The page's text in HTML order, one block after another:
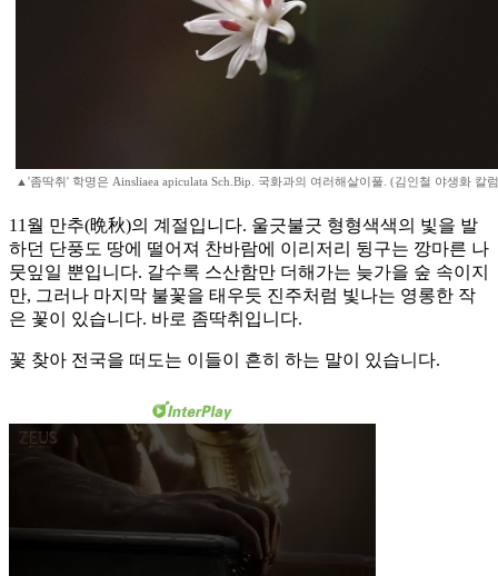
▲'좀딱취' 학명은 Ainsliaea apiculata Sch.Bip. 국화과의 여러해살이풀. (김인철 야생화 칼
11월 만추(晩秋)의 계절입니다. 울긋불긋 형형색색의 빛을 발
하던 단풍도 땅에 떨어져 찬바람에 이리저리 뒹구는 깡마른 나
뭇잎일 뿐입니다. 갈수록 스산함만 더해가는 늦가을 숲 속이지
만, 그러나 마지막 불꽃을 태우듯 진주처럼 빛나는 영롱한 작
은 꽃이 있습니다. 바로 좀딱취입니다.
꽃 찾아 전국을 떠도는 이들이 흔히 하는 말이 있습니다.